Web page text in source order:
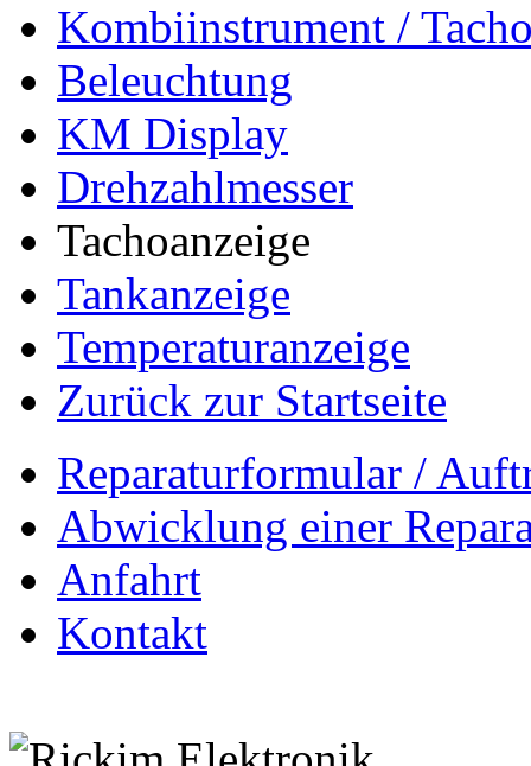
Kombiinstrument /
Beleuchtung
KM Display
Drehzahlmesser
Tachoanzeige
Tankanzeige
Temperaturanzeige
Zurück zur Startseite
Reparaturformular /
Abwicklung einer
Anfahrt
Kontakt